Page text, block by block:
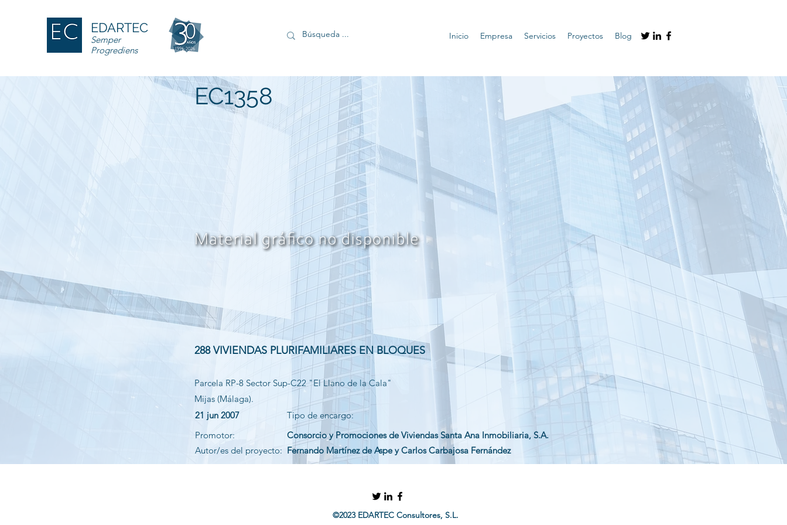
EDARTEC
Semper
Progrediens
Inicio Empresa Servicios Proyectos Blog
EC1358
288 VIVIENDAS PLURIFAMILIARES EN BLOQUES
Parcela RP-8 Sector Sup-C22 "El Llano de la Cala"
Mijas (Málaga).
21 jun 2007
Promotor:
Autor/es del proyecto:
Tipo de encargo:
Consorcio y Promociones de Viviendas Santa Ana Inmobiliaria, S.A.
Fernando Martínez de Aspe y Carlos Carbajosa Fernández
©2023 EDARTEC Consultores, S.L.